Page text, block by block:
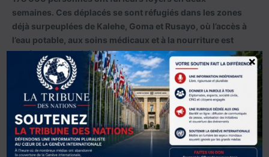
semaines. Ces déplacés se sont réfugiés dans les zones
déjà surpeuplées de Kalehe, Goma et Rusayo, où l’accès à
l’eau potable, aux soins médicaux et à la nourriture est
extrêmement limité.
La MONUSCO, bien que présente dans la région, se
trouve dans une situation délicate. Son retrait du Sud-
Kivu en juin 2024 a laissé un vide sécuritaire que le M23
exploite. Ndeye Khady Lo, porte-parole de la mission
onusienne, souligne : « Nos ressources sont concentrées
sur la protection de Goma et de ses environs. Nous
×